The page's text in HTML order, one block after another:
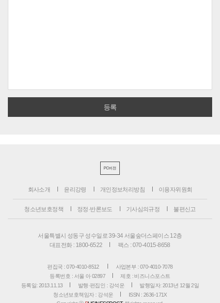
PC버전
회사소개 윤리강령 개인정보처리방침 이용자위원회
청소년보호정책 정정·반론보도 기사심의규정 불편신고
서울특별시 성동구 성수일로 39-34 서울숲더스페이스 12층
대표전화 : 1800-6522
팩스 : 070-4015-8658
편집국 : 070-4010-8512
사업본부 : 070-4010-7078
등록번호 : 서울 아 02897
제호 : 비즈니스포스트
등록일: 2013.11.13
발행·편집인 : 강석운
발행일자: 2013년 12월 2일
청소년보호책임자 : 강석운
ISSN : 2636-171X